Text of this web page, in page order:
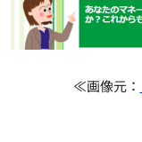
≪画像元：